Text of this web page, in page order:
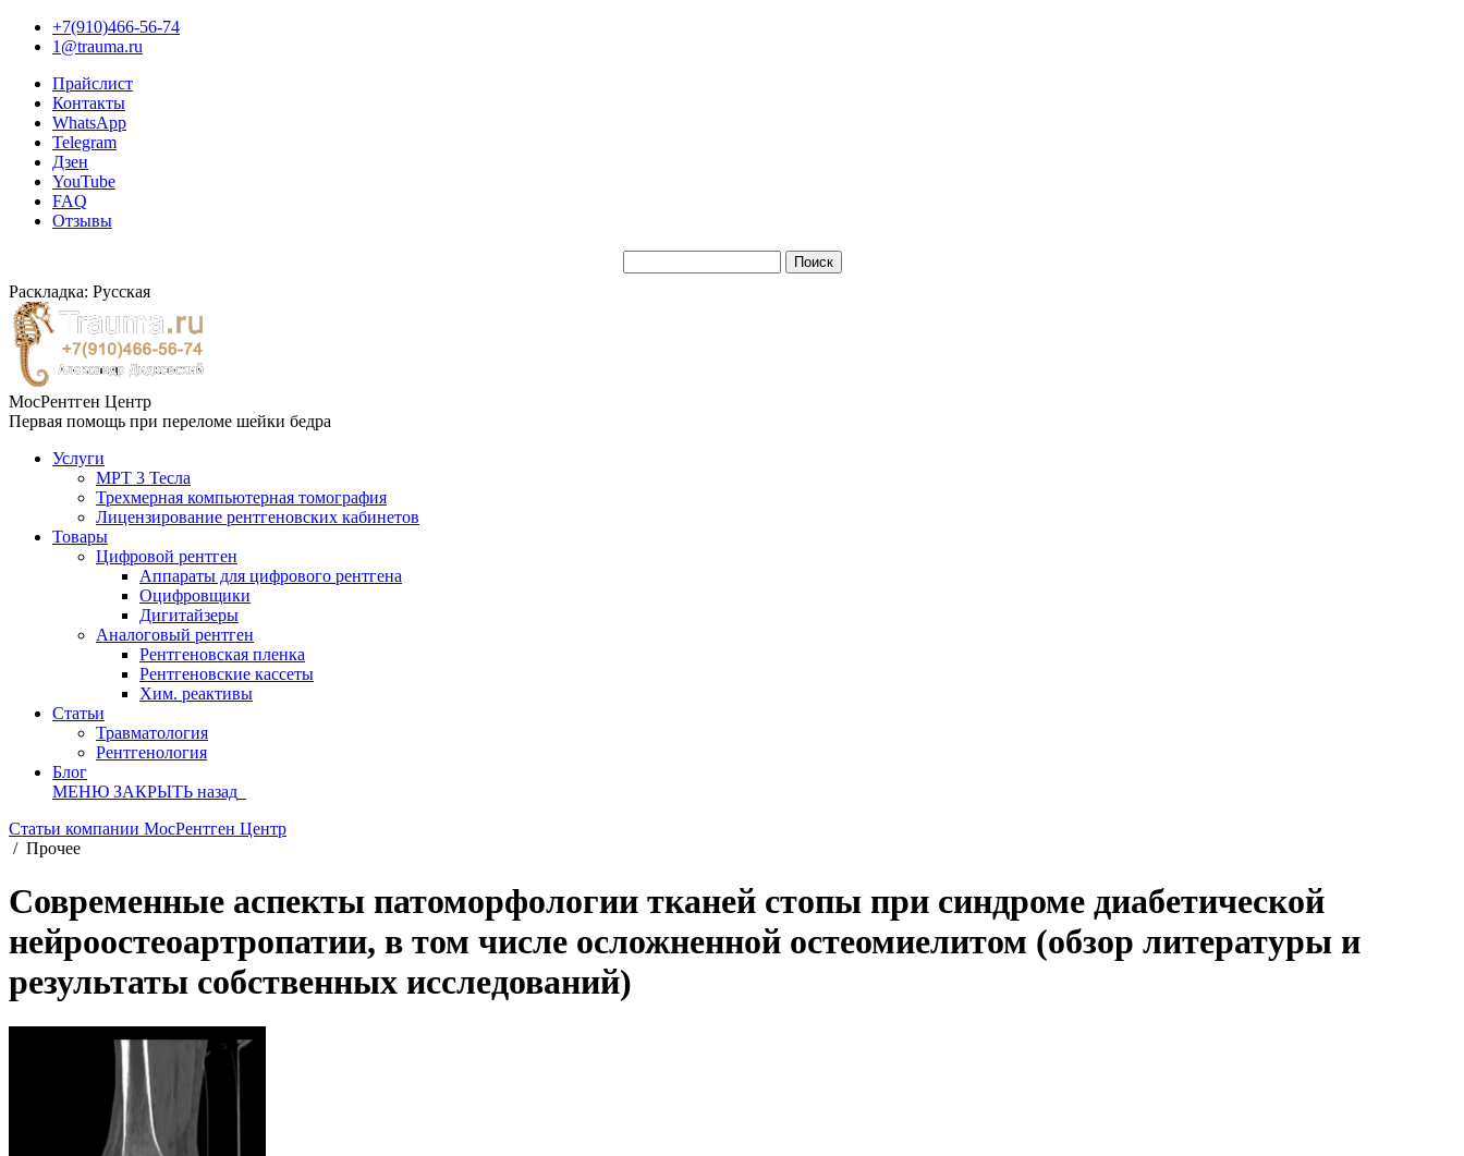
+7(910)466-56-74
1@trauma.ru
Прайслист
Контакты
WhatsApp
Telegram
Дзен
YouTube
FAQ
Отзывы
Раскладка: Русская
МосРентген Центр
Первая помощь при переломе шейки бедра
Услуги
МРТ 3 Тесла
Трехмерная компьютерная томография
Лицензирование рентгеновских кабинетов
Товары
Цифровой рентген
Аппараты для цифрового рентгена
Оцифровщики
Дигитайзеры
Аналоговый рентген
Рентгеновская пленка
Рентгеновские кассеты
Хим. реактивы
Статьи
Травматология
Рентгенология
Блог
МЕНЮ ЗАКРЫТЬ назад
Статьи компании МосРентген Центр
/ Прочее
Современные аспекты патоморфологии тканей стопы при синдроме диабетической
нейроостеоартропатии, в том числе осложненной остеомиелитом (обзор литературы и
результаты собственных исследований)